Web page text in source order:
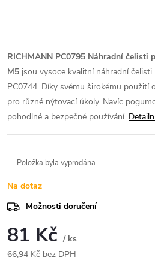
RICHMANN PC0795 Náhradní čelisti
M5 jsou vysoce kvalitní náhradní
PC0744. Díky svému širokému použití
pro různé nýtovací úkoly. Navíc
pohodlné a bezpečné používání.
Položka byla vyprodána…
Na dotaz
Možnosti doručení
81 Kč / ks
66,94 Kč bez DPH